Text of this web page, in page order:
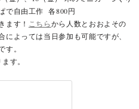
で自由工作 各800円
ます！ こちらから人数とおおよその
よっては当日参加も可能ですが、
。
す。